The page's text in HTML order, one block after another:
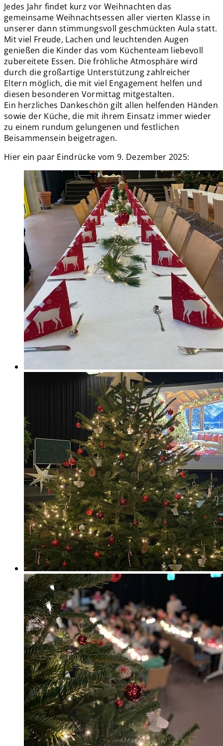
Jedes Jahr findet kurz vor Weihnachten das
gemeinsame Weihnachtsessen aller vierten Klasse in
unserer dann stimmungsvoll geschmückten Aula statt.
Mit viel Freude, Lachen und leuchtenden Augen
genießen die Kinder das vom Küchenteam liebevoll
zubereitete Essen. Die fröhliche Atmosphäre wird
durch die großartige Unterstützung zahlreicher
Eltern möglich, die mit viel Engagement helfen und
diesen besonderen Vormittag mitgestalten.
Ein herzliches Dankeschön gilt allen helfenden Händen
sowie der Küche, die mit ihrem Einsatz immer wieder
zu einem rundum gelungenen und festlichen
Beisammensein beigetragen.
Hier ein paar Eindrücke vom 9. Dezember 2025: